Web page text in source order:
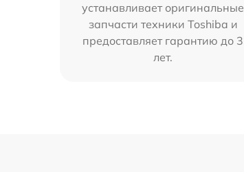
устанавливает оригинальные
запчасти техники Toshiba и
предоставляет гарантию до 3
лет.